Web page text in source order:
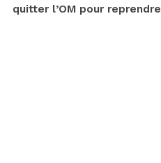
quitter l’OM pour